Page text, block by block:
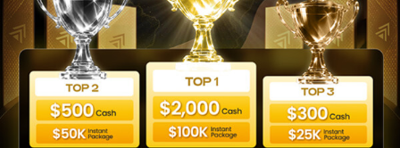
normalizar las pérdidas como parte del
costo operativo del negocio.
El acceso a mentorías y soporte técnico
especializado permite resolver dudas
sobre la aplicación de las reglas de